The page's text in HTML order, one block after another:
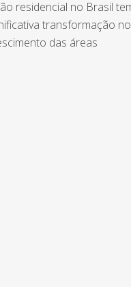
residencial no Brasil
transformação
das áreas